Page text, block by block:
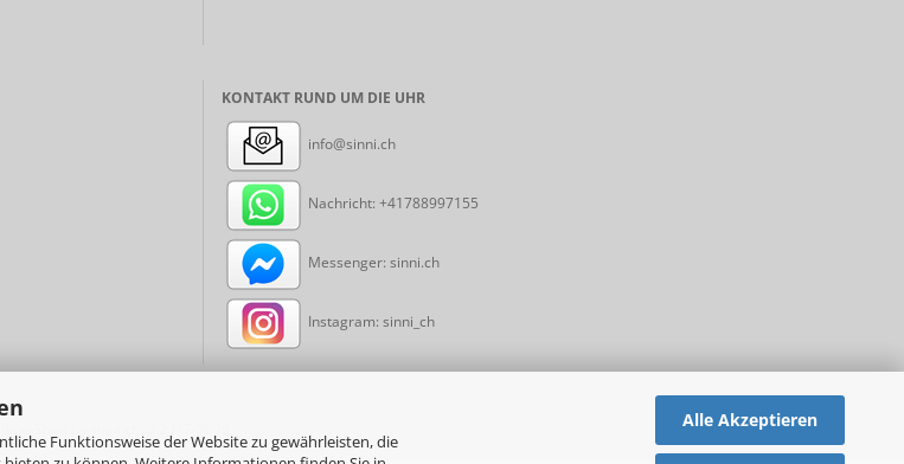
Funktionsweise der Website zu gewährleisten, die
Alle Akzeptieren
KONTAKT RUND UM DIE UHR
info@sinni.ch
Nachricht: +41788997155
Messenger: sinni.ch
Instagram: sinni_ch